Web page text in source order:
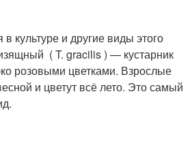
культуре и другие виды этого
( T. gracilis ) — кустарник
розовыми цветками. Взрослые
и цветут всё лето. Это самый